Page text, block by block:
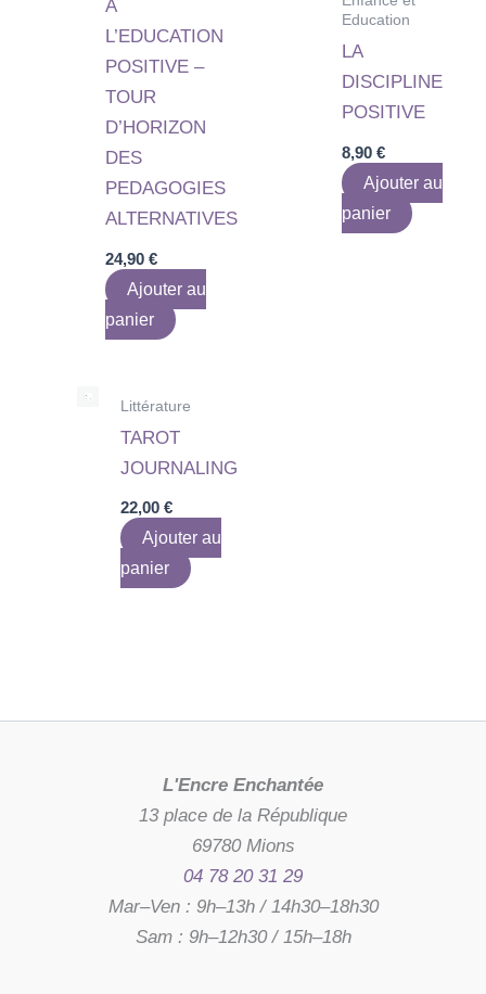
A
L’EDUCATION
POSITIVE –
TOUR
D’HORIZON
DES
PEDAGOGIES
ALTERNATIVES
24,90€
Ajouter au
panier
Education
LA
DISCIPLINE
POSITIVE
8,90 €
Ajouter au
panier
Littérature
TAROT
JOURNALING
22,00€
Ajouter au
panier
L'Encre Enchantée
13 place de la République
69780 Mions
04 78 20 31 29
Mar–Ven : 9h–13h / 14h30–18h30
Sam : 9h–12h30 / 15h–18h